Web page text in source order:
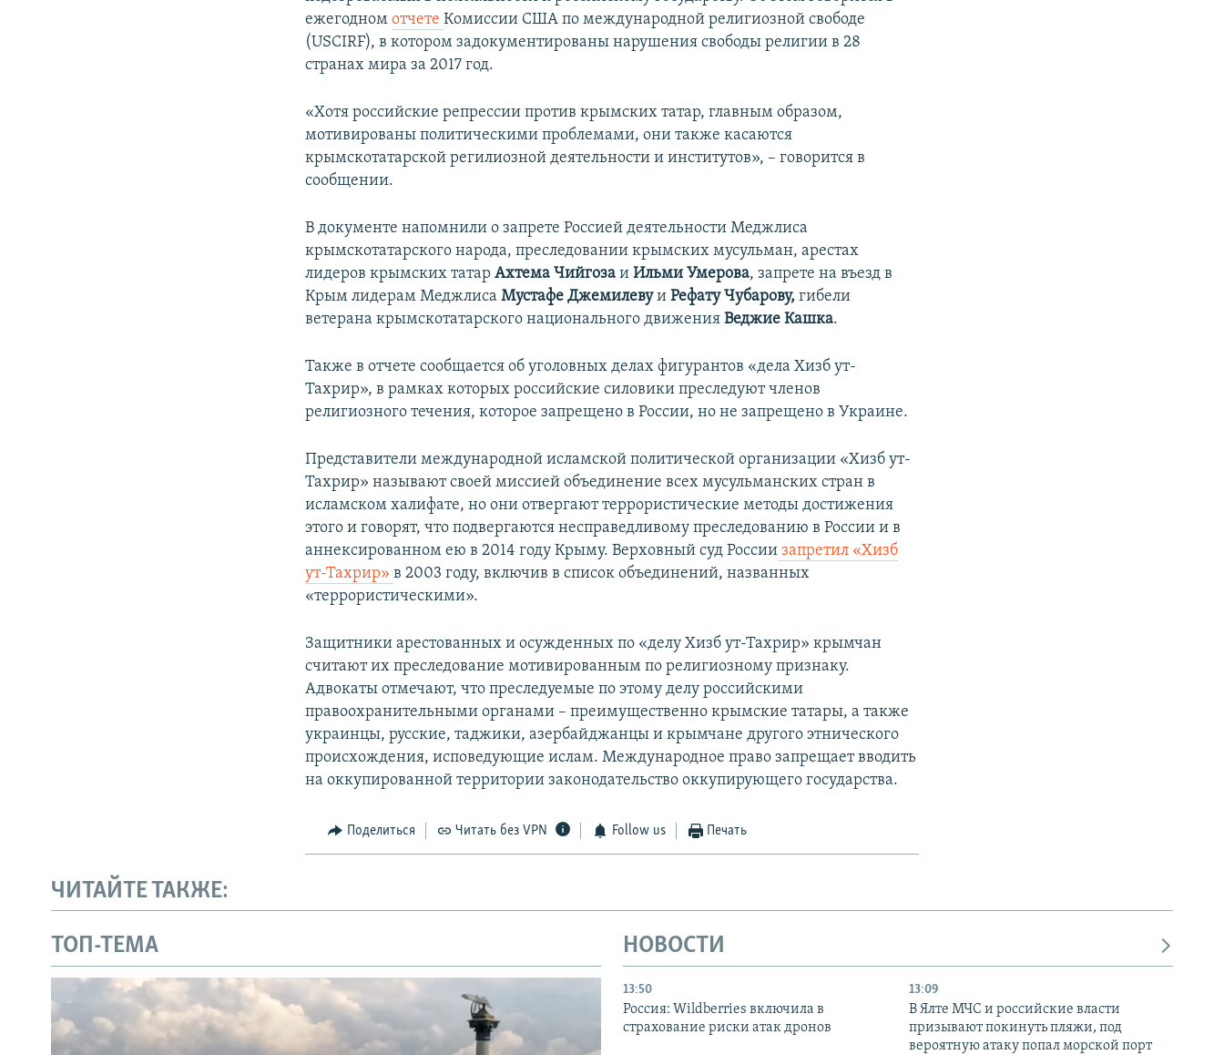
ежегодномотчетеКомиссии США по международной религиозной свободе
(USCIRF), в котором задокументированы нарушения свободы религии в 28
странах мира за 2017 год.
«Хотя российские репрессии против крымских татар, главным образом,
мотивированы политическими проблемами, они также касаются
крымскотатарской регилиозной деятельности и институтов», – говорится в
сообщении.
В документе напомнили о запрете Россией деятельности Меджлиса
крымскотатарского народа, преследовании крымских мусульман, арестах
лидеров крымских татарАхтема ЧийгозаиИльми Умерова, запрете на въезд в
Крым лидерам МеджлисаМустафе ДжемилевуиРефату Чубарову, гибели
ветерана крымскотатарского национального движенияВеджие Кашка.
Также в отчете сообщается об уголовных делах фигурантов «дела Хизб ут-
Тахрир», в рамках которых российские силовики преследуют членов
религиозного течения, которое запрещено в России, но не запрещено в Украине.
Представители международной исламской политической организации «Хизб ут-
Тахрир» называют своей миссией объединение всех мусульманских стран в
исламском халифате, но они отвергают террористические методы достижения
этого и говорят, что подвергаются несправедливому преследованию в России и в
аннексированном ею в 2014 году Крыму. Верховный суд России запретил «Хизб
ут-Тахрир»в 2003 году, включив в список объединений, названных
«террористическими».
Защитники арестованных и осужденных по «делу Хизб ут-Тахрир» крымчан
считают их преследование мотивированным по религиозному признаку.
Адвокаты отмечают, что преследуемые по этому делу российскими
правоохранительными органами – преимущественно крымские татары, а также
украинцы, русские, таджики, азербайджанцы и крымчане другого этнического
происхождения, исповедующие ислам. Международное право запрещает вводить
на оккупированной территории законодательство оккупирующего государства.
Поделиться Читать без VPN Follow us Печать
ЧИТАЙТЕ ТАКЖЕ:
ТОП-ТЕМА НОВОСТИ
13:50
Россия: Wildberries включила в
страхование риски атак дронов
13:09
В Ялте МЧС и российские власти
призывают покинуть пляжи, под
вероятную атаку попал морской порт